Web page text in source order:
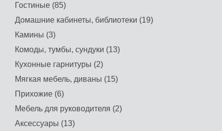
Гостиные (85)
Домашние кабинеты, библиотеки (19)
Камины (3)
Комоды, тумбы, сундуки (13)
Кухонные гарнитуры (2)
Мягкая мебель, диваны (15)
Прихожие (6)
Мебель для руководителя (2)
Аксессуары (13)